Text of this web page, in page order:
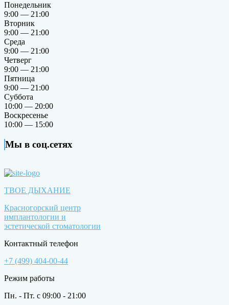
Понедельник
9:00 — 21:00
Вторник
9:00 — 21:00
Среда
9:00 — 21:00
Четверг
9:00 — 21:00
Пятница
9:00 — 21:00
Суббота
10:00 — 20:00
Воскресенье
10:00 — 15:00
Мы в соц.сетях
ТВОЕ ДЫХАНИЕ
Красногорский центр
имплантологии и
эстетической стоматологии
Контактный телефон
+7 (499) 404-00-44
Режим работы
Пн. - Пт. с 09:00 - 21:00